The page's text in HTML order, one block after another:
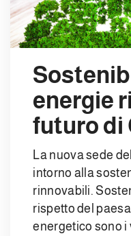
energie
futuro di
La nuova sede
intorno alla
rinnovabili.
rispetto del
energetico sono